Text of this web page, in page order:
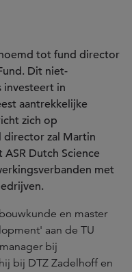
tot fund director
Dit niet-
investeert in
aantrekkelijke
zich op
director zal Martin
Dutch Science
met
en master
aan de TU
bij
bij DTZ Zadelhoff en